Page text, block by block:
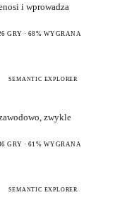
i wprowadza
GRY · 68% WYGRANA
SEMANTIC EXPLORER
zwykle
GRY · 61% WYGRANA
SEMANTIC EXPLORER